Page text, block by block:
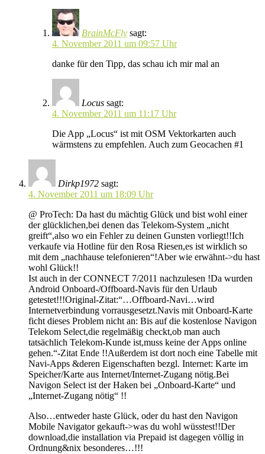
BrainMcFly sagt:
4. November 2011 um 09:57 Uhr
danke für den Tipp, das schau ich mir mal an
Locus sagt:
4. November 2011 um 11:17 Uhr
Die App „Locus“ ist mit OSM Vektorkarten auch
wärmstens zu empfehlen. Auch zum Geocachen #1
Dirkp1972 sagt:
4. November 2011 um 18:09 Uhr
@ ProTech: Da hast du mächtig Glück und bist wohl einer
der glücklichen,bei denen das Telekom-System „nicht
greift“,also wo ein Fehler zu deinen Gunsten vorliegt!!Ich
verkaufe via Hotline für den Rosa Riesen,es ist wirklich so
mit dem „nachhause telefonieren“!Aber wie erwähnt->du hast
wohl Glück!!
Ist auch in der CONNECT 7/2011 nachzulesen !Da wurden
Android Onboard-/Offboard-Navis für den Urlaub
getestet!!!Original-Zitat:“…Offboard-Navi…wird
Internetverbindung vorrausgesetzt.Navis mit Onboard-Karte
ficht dieses Problem nicht an: Bis auf die kostenlose Navigon
Telekom Select,die regelmäßig checkt,ob man auch
tatsächlich Telekom-Kunde ist,muss keine der Apps online
gehen.“-Zitat Ende !!Außerdem ist dort noch eine Tabelle mit
Navi-Apps &deren Eigenschaften bezgl. Internet: Karte im
Speicher/Karte aus Internet/Internet-Zugang nötig.Bei
Navigon Select ist der Haken bei „Onboard-Karte“ und
„Internet-Zugang nötig“ !!
Also…entweder haste Glück, oder du hast den Navigon
Mobile Navigator gekauft->was du wohl wüsstest!!Der
download,die installation via Prepaid ist dagegen völlig in
Ordnung&nix besonderes…!!!